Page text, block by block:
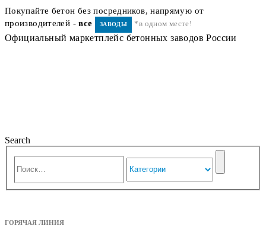
Покупайте бетон без посредников, напрямую от
производителей -все ЗАВОДЫ *в одном месте!
Официальный маркетплейс бетонных заводов России
Search
ГОРЯЧАЯ ЛИНИЯ